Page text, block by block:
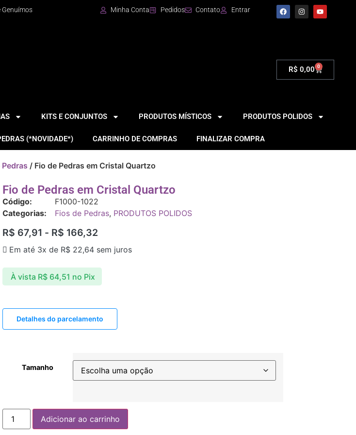
Minha Conta Pedidos Contato Entrar
R$ 0,00 0
KITS E CONJUNTOS PRODUTOS MÍSTICOS PRODUTOS POLIDOS
(*NOVIDADE*) CARRINHO DE COMPRAS FINALIZAR COMPRA
/ Fio de Pedras em Cristal Quartzo
Fio de Pedras em Cristal Quartzo
Código:
F1000-1022
Categorias:
Fios de Pedras, PRODUTOS POLIDOS
R$ 67,91 - R$ 166,32
Em até 3x de R$22,64sem juros
À vista R$ 64,51 no Pix
Detalhes do parcelamento
Tamanho
Adicionar ao carrinho